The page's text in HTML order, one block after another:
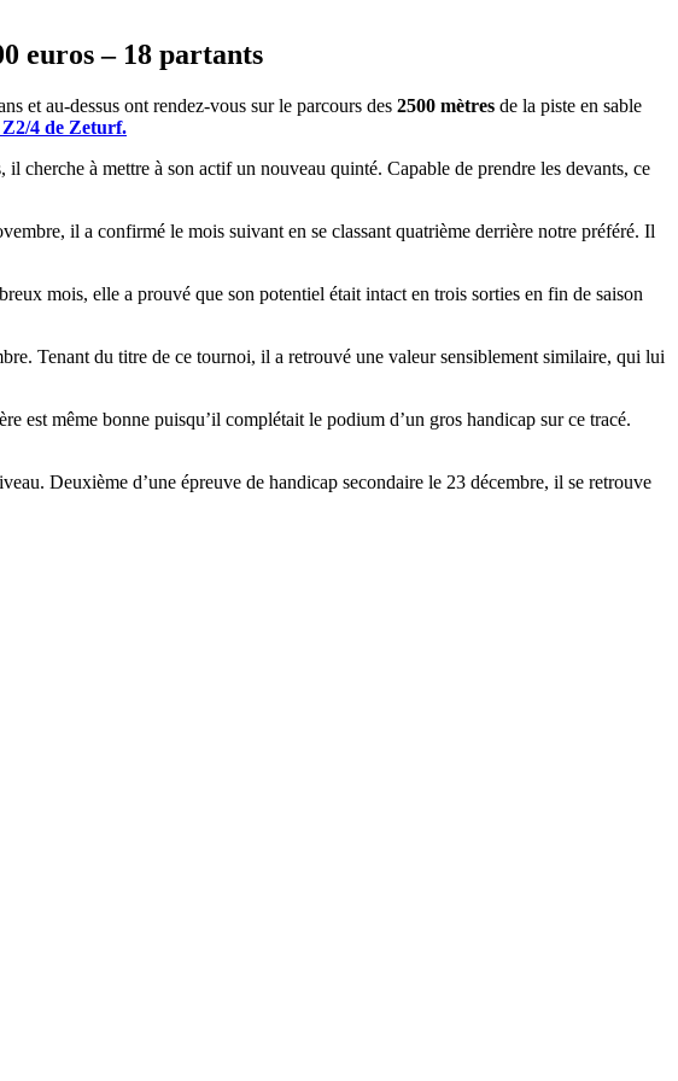
euros – 18 partants
et au-dessus ont rendez-vous sur le parcours des 2500 mètres de la piste en sable
Z2/4 de Zeturf.
cherche à mettre à son actif un nouveau quinté. Capable de prendre les devants, ce
il a confirmé le mois suivant en se classant quatrième derrière notre préféré. Il
mois, elle a prouvé que son potentiel était intact en trois sorties en fin de saison
Tenant du titre de ce tournoi, il a retrouvé une valeur sensiblement similaire, qui lui
est même bonne puisqu’il complétait le podium d’un gros handicap sur ce tracé.
Deuxième d’une épreuve de handicap secondaire le 23 décembre, il se retrouve